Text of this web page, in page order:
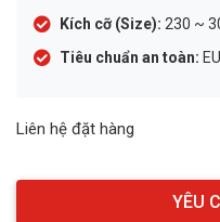
Kích cỡ (Size): 230 ~
Tiêu chuẩn an toàn:
Liên hệ đặt hàng